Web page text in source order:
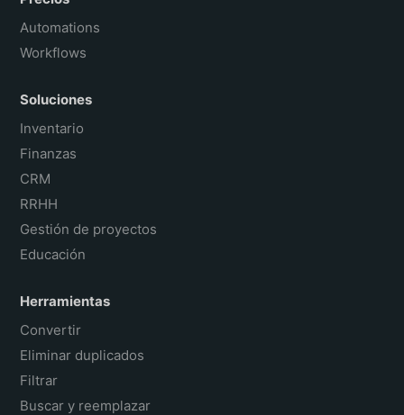
Automations
Workflows
Soluciones
Inventario
Finanzas
CRM
RRHH
Gestión de proyectos
Educación
Herramientas
Convertir
Eliminar duplicados
Filtrar
Buscar y reemplazar